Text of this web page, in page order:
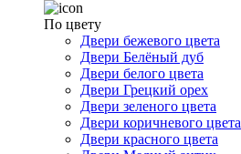
По цвету
Двери бежевого цвета
Двери Белёный дуб
Двери белого цвета
Двери Грецкий орех
Двери зеленого цвета
Двери коричневого цвета
Двери красного цвета